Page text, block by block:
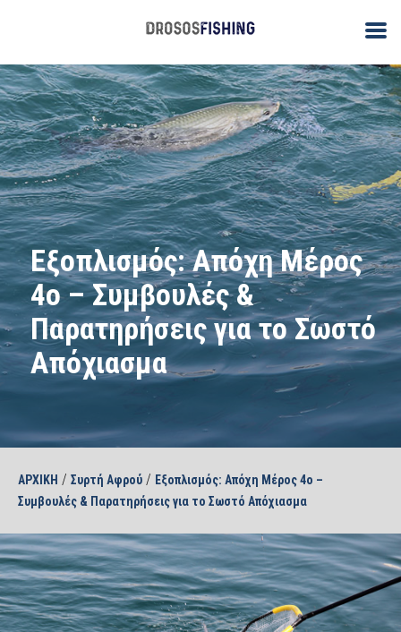
Εξοπλισμός: Απόχη Μέρος
4ο – Συμβουλές &
Παρατηρήσεις για το Σωστό
Απόχιασμα
ΑΡΧΙΚΗ / Συρτή Αφρού / Εξοπλισμός: Απόχη Μέρος 4ο –
Συμβουλές & Παρατηρήσεις για το Σωστό Απόχιασμα